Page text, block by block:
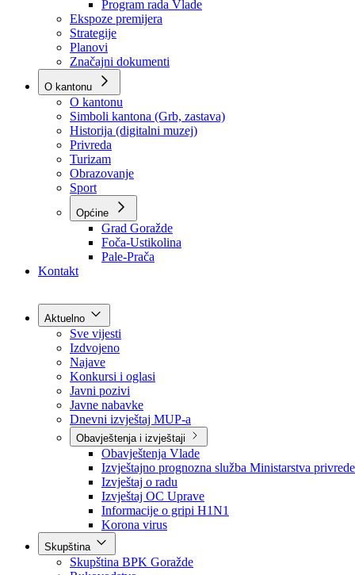
Vlada
Poslovnik
Program rada Vlade
Ekspoze premijera
Strategije
Planovi
Značajni dokumenti
O kantonu
O kantonu
Simboli kantona (Grb, zastava)
Historija (digitalni muzej)
Privreda
Turizam
Obrazovanje
Sport
Općine
Kontakt
Aktuelno
Sve vijesti
Izdvojeno
Najave
Konkursi i oglasi
Javni pozivi
Javne nabavke
Dnevni izvještaj MUP-a
Obavještenja i izvještaji
Obavještenja Vlade
Izvještajno prognozna služba Ministarstva privrede
Izvještaj o radu
Izvještaj OC Uprave
Informacije o gripi H1N1
Korona virus